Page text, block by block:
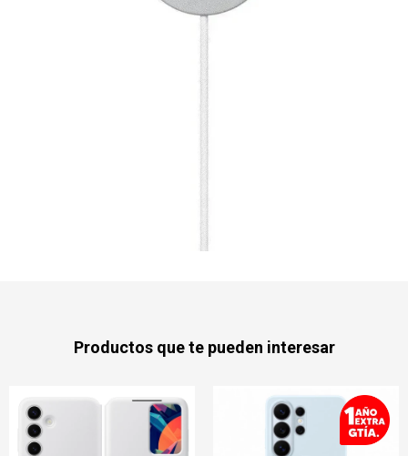
Productos que te pueden interesar